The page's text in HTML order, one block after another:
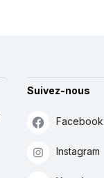
Suivez-nous
Facebook
Instagram